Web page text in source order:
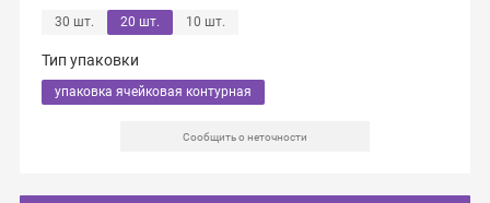
30 шт. 20 шт. 10 шт.
Тип упаковки
упаковка ячейковая контурная
Сообщить о неточности